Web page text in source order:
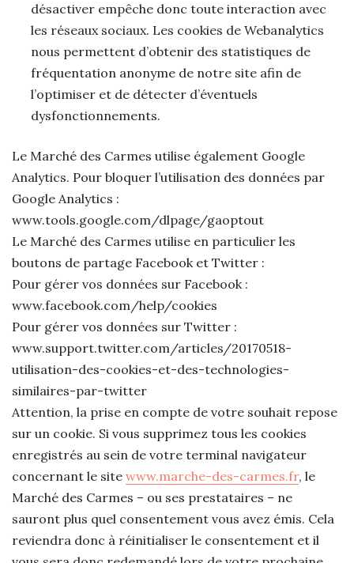
désactiver empêche donc toute interaction avec
les réseaux sociaux. Les cookies de Webanalytics
nous permettent d’obtenir des statistiques de
fréquentation anonyme de notre site afin de
l’optimiser et de détecter d’éventuels
dysfonctionnements.
Le Marché des Carmes utilise également Google
Analytics. Pour bloquer l’utilisation des données par
Google Analytics :
www.tools.google.com/dlpage/gaoptout
Le Marché des Carmes utilise en particulier les
boutons de partage Facebook et Twitter :
Pour gérer vos données sur Facebook :
www.facebook.com/help/cookies
Pour gérer vos données sur Twitter :
www.support.twitter.com/articles/20170518-
utilisation-des-cookies-et-des-technologies-
similaires-par-twitter
Attention, la prise en compte de votre souhait repose
sur un cookie. Si vous supprimez tous les cookies
enregistrés au sein de votre terminal navigateur
concernant le site www.marche-des-carmes.fr, le
Marché des Carmes – ou ses prestataires – ne
sauront plus quel consentement vous avez émis. Cela
reviendra donc à réinitialiser le consentement et il